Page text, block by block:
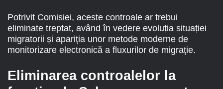
Potrivit Comisiei, aceste controale ar trebui
eliminate treptat, având în vedere evoluția situației
migratorii și apariția unor metode moderne de
monitorizare electronică a fluxurilor de migrație.
Eliminarea controalelor la